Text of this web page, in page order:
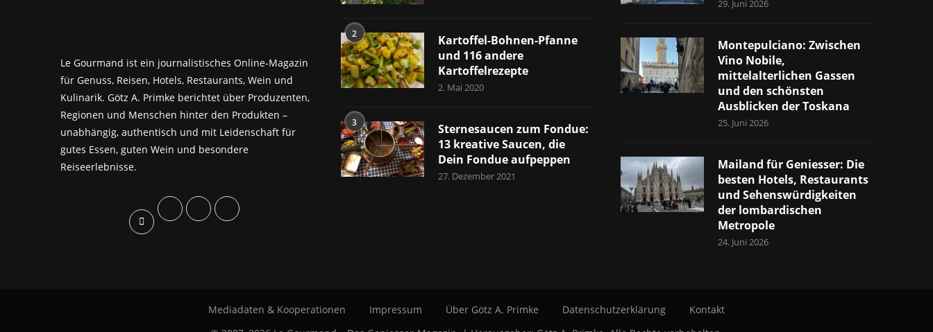
Le Gourmand ist ein journalistisches Online-Magazin
für Genuss, Reisen, Hotels, Restaurants, Wein und
Kulinarik. Götz A. Primke berichtet über Produzenten,
Regionen und Menschen hinter den Produkten –
unabhängig, authentisch und mit Leidenschaft für
gutes Essen, guten Wein und besondere
Reiseerlebnisse.
2
Kartoffel-Bohnen-Pfanne
und 116 andere
Kartoffelrezepte
2. Mai 2020
3
Sternesaucen zum Fondue:
13 kreative Saucen, die
Dein Fondue aufpeppen
27. Dezember 2021
29. Juni 2026
Montepulciano: Zwischen
Vino Nobile,
mittelalterlichen Gassen
und den schönsten
Ausblicken der Toskana
25. Juni 2026
Mailand für Geniesser: Die
besten Hotels, Restaurants
und Sehenswürdigkeiten
der lombardischen
Metropole
24. Juni 2026
Mediadaten & Kooperationen Impressum Über Götz A. Primke Datenschutzerklärung
Kontakt